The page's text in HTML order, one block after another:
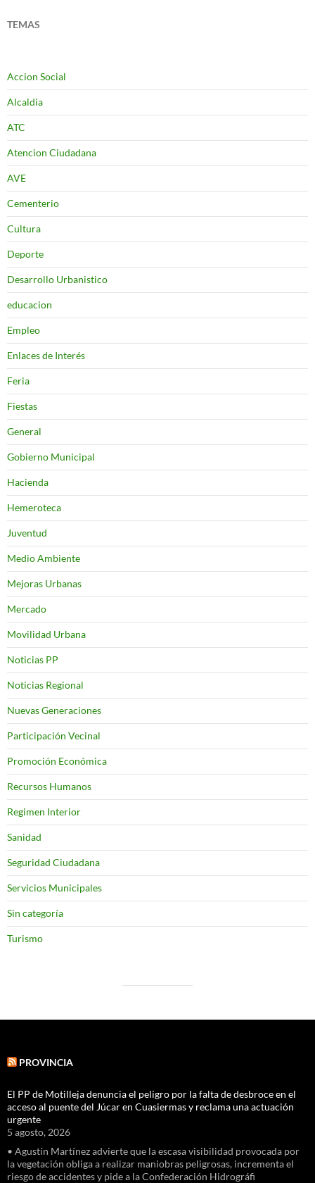
TEMAS
Accion Social
Alcaldia
ATC
Atencion Ciudadana
AVE
Cementerio
Cultura
Deporte
Desarrollo Urbanistico
educacion
Empleo
Enlaces de Interés
Feria
Fiestas
General
Gobierno Municipal
Hacienda
Hemeroteca
Juventud
Medio Ambiente
Mejoras Urbanas
Mercado
Movilidad Urbana
Noticias PP
Noticias Regional
Nuevas Generaciones
Participación Vecinal
Promoción Económica
Recursos Humanos
Regimen Interior
Sanidad
Seguridad Ciudadana
Servicios Municipales
Sin categoría
Turismo
PROVINCIA
El PP de Motilleja denuncia el peligro por la falta de desbroce en el
acceso al puente del Júcar en Cuasiermas y reclama una actuación
urgente
5 agosto, 2026
• Agustín Martínez advierte que la escasa visibilidad provocada por
la vegetación obliga a realizar maniobras peligrosas, incrementa el
riesgo de accidentes y pide a la Confederación Hidrográfi